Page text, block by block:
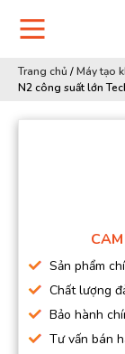
Trang chủ /Máy tạo
N2 công suất lớn
Sản phẩm
Chất lượng
Bảo hành
Tư vấn bán